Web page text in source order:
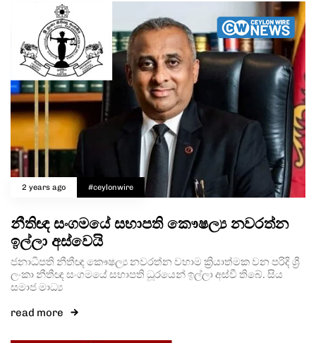
Type and hit enter
2 years ago #ceylonwire
නීතිඥ සංගමයේ සභාපති කෞෂල්‍ය නවරත්න
ඉල්ලා අස්වෙයි
ජනාධිපති නීතීඥ කෞෂල්‍ය නවරත්න වහාම ක්‍රියාත්මක වන පරිදි ශ්‍රී
ලංකා නීතීඥ සංගමයේ සභාපති ධූරයෙන් ඉල්ලා අස්වී තිබේ. සිය
සමාජ මාධ්‍ය
read more